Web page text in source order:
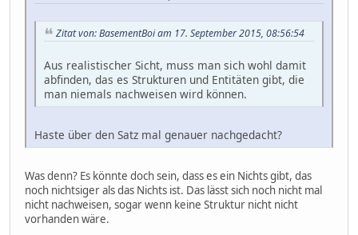
Zitat von: BasementBoi am 17. September 2015, 08:56:54
Aus realistischer Sicht, muss man sich wohl damit
abfinden, das es Strukturen und Entitäten gibt, die
man niemals nachweisen wird können.
Haste über den Satz mal genauer nachgedacht?
Was denn? Es könnte doch sein, dass es ein Nichts gibt, das
noch nichtsiger als das Nichts ist. Das lässt sich noch nicht mal
nicht nachweisen, sogar wenn keine Struktur nicht nicht
vorhanden wäre.